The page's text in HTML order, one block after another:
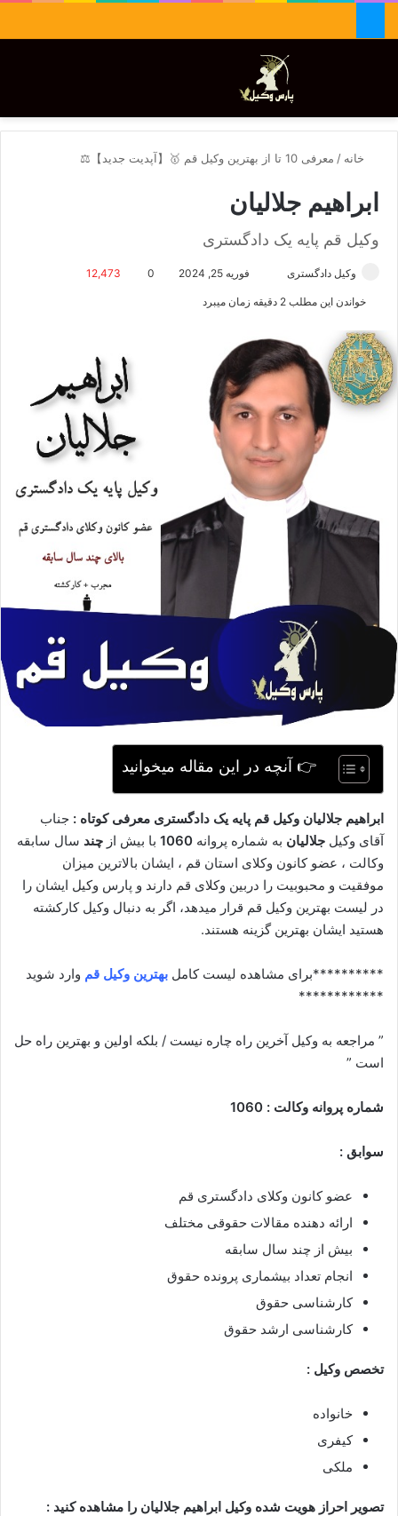
تغییر پوسته
خانه / معرفی 10 تا از بهترین وکیل قم 🥇【آپدیت جدید】⚖️
ابراهیم جلالیان
وکیل قم پایه یک دادگستری
وکیل دادگستری
ا
ل
ا
ی
ل
فوریه 25, 2024 0
12,473
خواندن این مطلب 2 دقیقه زمان میبرد
👉 آنچه در این مقاله میخوانید
ابراهیم جلالیان وکیل قم پایه یک دادگستری معرفی کوتاه : جناب
آقای وکیل جلالیان به شماره پروانه با بیش از چند سال سابقه
وکالت ، عضو کانون وکلای استان قم ، ایشان بالاترین میزان
موفقیت و محبوبیت را دربین وکلای قم دارند و پارس وکیل ایشان را
در لیست بهترین وکیل قم قرار میدهد، اگر به دنبال وکیل کارکشته
هستید ایشان بهترین گزینه هستند.
**********برای مشاهده لیست کامل بهترین وکیل قم وارد شوید
************
” مراجعه به وکیل آخرین راه چاره نیست / بلکه اولین و بهترین راه حل
است ”
شماره پروانه وکالت : 1060
سوابق :
عضو کانون وکلای دادگستری قم
ارائه دهنده مقالات حقوقی مختلف
بیش از چند سال سابقه
انجام تعداد بیشماری پرونده حقوق
کارشناسی حقوق
کارشناسی ارشد حقوق
تخصص وکیل :
خانواده
کیفری
ملکی
تصویر احراز هویت شده وکیل ابراهیم جلالیان را مشاهده کنید :